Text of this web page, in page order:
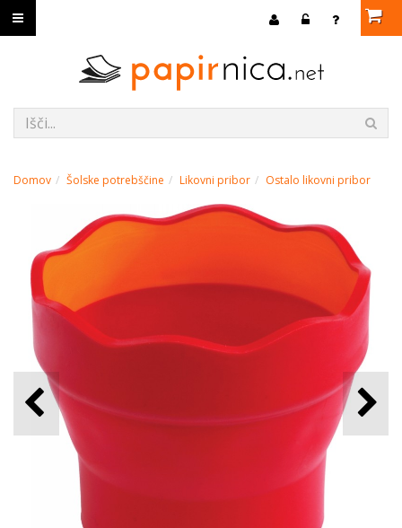
Domov Šolske potrebščine Likovni pribor Ostalo likovni pribor